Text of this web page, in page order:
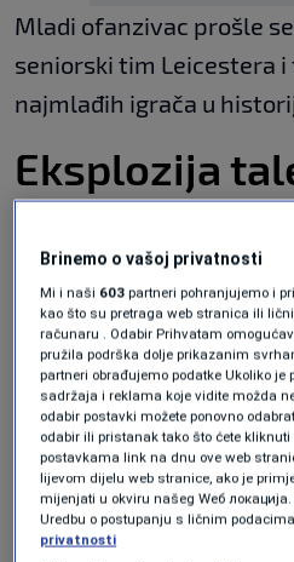
Mladi ofanzivac prošle
seniorski tim Leicestera i
najmlađih igrača u
Eksplozija
Ove sezone Monga je
na sebe, pošto je upisao
takmičenjima i pokazao
uprkos veoma mladim
Njegove partije nisu
engleskim velikanima, a
da je upravo
Brinemo o vašoj privatnosti
Mi i naši 603 partneri pohranjujemo i
kao što su pretraga web stranica ili
računaru . Odabir Prihvatam
pružila podrška dolje prikazanim
partneri obrađujemo podatke Ukoliko je
sadržaja i reklama koje vidite možda
odabir postavki možete ponovno
odabir ili pristanak tako što ćete
postavkama link na dnu ove web
lijevom dijelu web stranice, ako je
mijenjati u okviru našeg Wеб
Uredbu o postupanju s ličnim
privatnosti